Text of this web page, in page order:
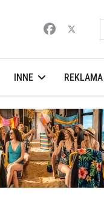
INNE REKLAMA